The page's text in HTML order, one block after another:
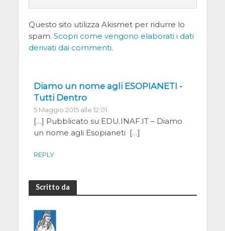
Questo sito utilizza Akismet per ridurre lo
spam. Scopri come vengono elaborati i dati
derivati dai commenti.
Diamo un nome agli ESOPIANETI -
Tutti Dentro
5 Maggio 2015 alle 12:01
[…] Pubblicato su EDU.INAF.IT – Diamo
un nome agli Esopianeti […]
REPLY
Scritto da